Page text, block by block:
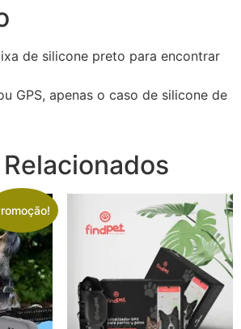
de silicone preto para encontrar
GPS, apenas o caso de silicone de